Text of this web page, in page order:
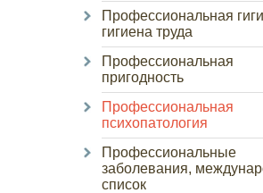
Профессиональная
гигиена труда
Профессиональная
пригодность
Профессиональная
психопатология
Профессиональные
заболевания,
список